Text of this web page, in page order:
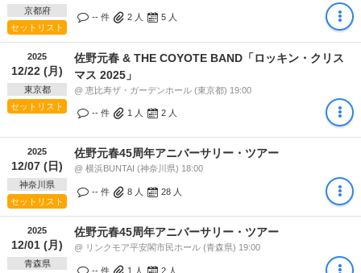
京都府
セットリスト
-- 件 2 人 5 人
2025
12/22 (月)
東京都
セットリスト
佐野元春 & THE COYOTE BAND「ロッキン・クリス
マス 2025」
@ 恵比寿ザ・ガーデンホール (東京都) 19:00
-- 件 1 人 2 人
2025
12/07 (日)
神奈川県
セットリスト
佐野元春45周年アニバーサリー・ツアー
@ 横浜BUNTAI (神奈川県) 18:00
-- 件 8 人 28 人
2025
12/01 (月)
青森県
佐野元春45周年アニバーサリー・ツアー
@ リンクモア平安閣市民ホール (青森県) 19:00
-- 件 1 人 2 人